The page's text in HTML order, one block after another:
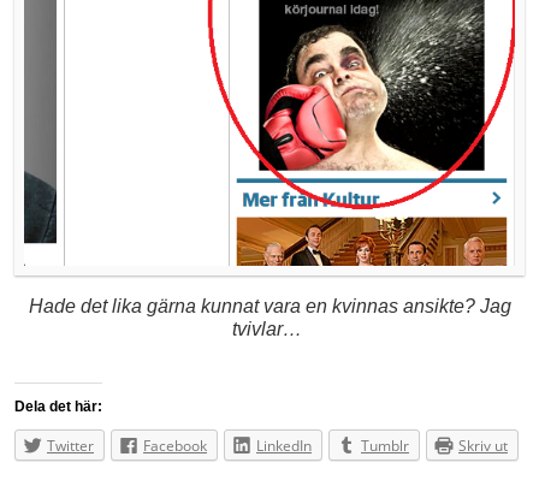
Hade det lika gärna kunnat vara en kvinnas ansikte? Jag
tvivlar…
Dela det här:
Twitter Facebook LinkedIn Tumblr Skriv ut